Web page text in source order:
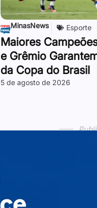
MinasNews Esporte
Maiores
e Grêmio
da Copa do Brasil
5 de agosto de 2026